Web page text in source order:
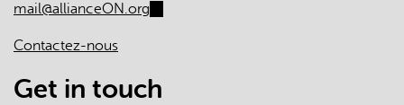
mail@allianceON.org
mail)
Contactez-nous
Get in touch